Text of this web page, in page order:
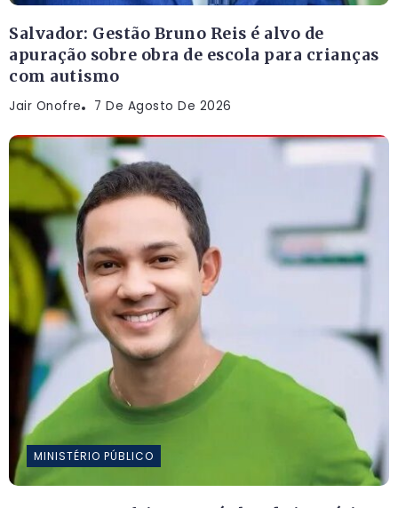
Salvador: Gestão Bruno Reis é alvo de
apuração sobre obra de escola para crianças
com autismo
Jair Onofre 7 De Agosto De 2026
MINISTÉRIO PÚBLICO